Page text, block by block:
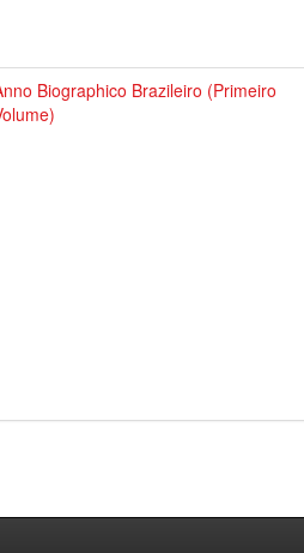
Biographico Brazileiro (Primeiro